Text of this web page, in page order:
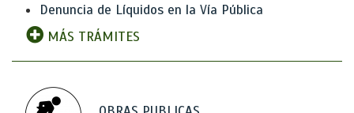
Denuncia de Líquidos en la Vía Pública
MÁS TRÁMITES